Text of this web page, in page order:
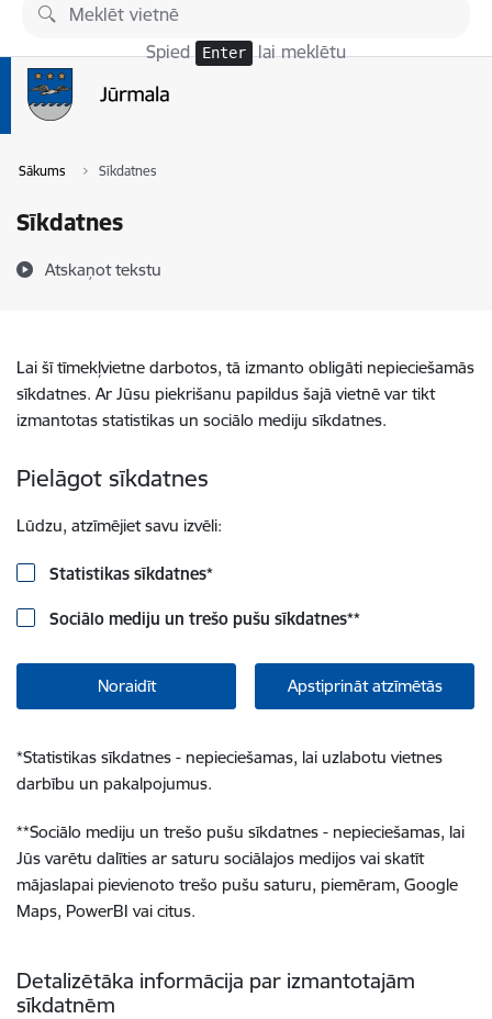
Pāriet uz lapas saturu
Spied Enter lai meklētu
Sākums Sīkdatnes
Sīkdatnes
Atskaņot tekstu
Lai šī tīmekļvietne darbotos, tā izmanto obligāti nepieciešamās
sīkdatnes. Ar Jūsu piekrišanu papildus šajā vietnē var tikt
izmantotas statistikas un sociālo mediju sīkdatnes.
Pielāgot sīkdatnes
Lūdzu, atzīmējiet savu izvēli:
Statistikas sīkdatnes*
Sociālo mediju un trešo pušu sīkdatnes**
Noraidīt Apstiprināt atzīmētās
*Statistikas sīkdatnes - nepieciešamas, lai uzlabotu vietnes
darbību un pakalpojumus.
**Sociālo mediju un trešo pušu sīkdatnes - nepieciešamas, lai
Jūs varētu dalīties ar saturu sociālajos medijos vai skatīt
mājaslapai pievienoto trešo pušu saturu, piemēram, Google
Maps, PowerBI vai citus.
Detalizētāka informācija par izmantotajām
sīkdatnēm